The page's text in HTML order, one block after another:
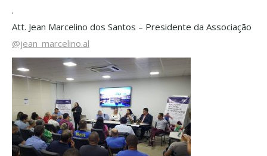
.
Att. Jean Marcelino dos Santos – Presidente da Associação
@jean_marcelino.al